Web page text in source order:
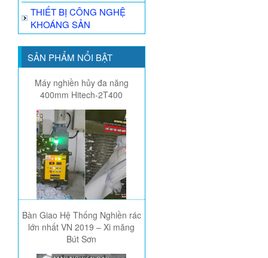
THIẾT BỊ CÔNG NGHỆ
KHOÁNG SẢN
SẢN PHẨM NỔI BẬT
Máy nghiền hủy đa năng
400mm Hitech-2T400
Bàn Giao Hệ Thống Nghiền rác
lớn nhất VN 2019 – Xi măng
Bút Sơn